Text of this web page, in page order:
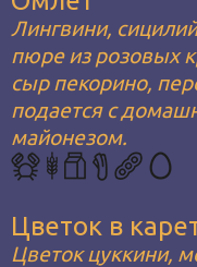
Лингвини,
пюре из розовых
сыр пекорино,
подается с
майонезом.
Цветок в
Цветок цуккини,